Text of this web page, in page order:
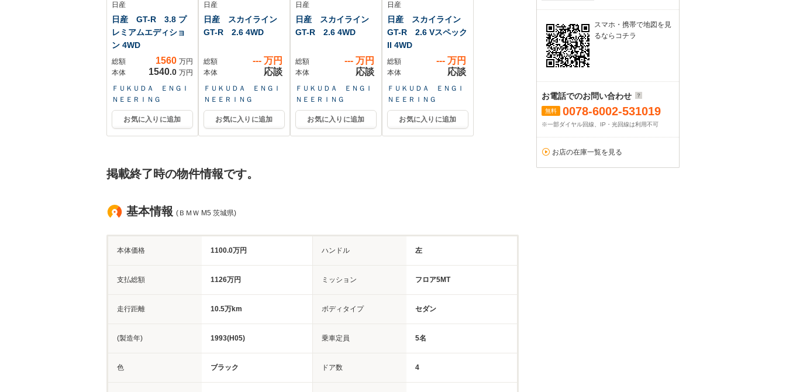
日産
日産 GT-R 3.8 プ
レミアムエディショ
ン 4WD
総額 1560 万円
本体
1540.0 万円
ＦＵＫＵＤＡ ＥＮＧＩ
ＮＥＥＲＩＮＧ
お気に入りに追加
日産
日産 スカイライン
GT-R 2.6 4WD
総額 --- 万円
本体 応談
ＦＵＫＵＤＡ ＥＮＧＩ
ＮＥＥＲＩＮＧ
お気に入りに追加
日産
日産 スカイライン
GT-R 2.6 4WD
総額 --- 万円
本体 応談
ＦＵＫＵＤＡ ＥＮＧＩ
ＮＥＥＲＩＮＧ
お気に入りに追加
日産
日産 スカイライン
GT-R 2.6 Vスペック
II 4WD
総額 --- 万円
本体 応談
ＦＵＫＵＤＡ ＥＮＧＩ
ＮＥＥＲＩＮＧ
お気に入りに追加
掲載終了時の物件情報です。
基本情報 (ＢＭＷ M5 茨城県)
本体価格 1100.0万円 ハンドル 左
支払総額 1126万円 ミッション フロア5MT
走行距離 10.5万km ボディタイプ セダン
(製造年) 1993(H05) 乗車定員 5名
色 ブラック ドア数 4
スマホ・携帯で地図を見
るならコチラ
お電話でのお問い合わせ
無料 0078-6002-531019
※一部ダイヤル回線、IP・光回線は利用不可
お店の在庫一覧を見る